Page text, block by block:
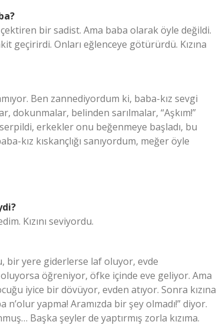
bir sadist. Ama baba olarak öyle değildi.
geçirirdi. Onları eğlenceye götürürdü. Kızına
Ben zannediyordum ki, baba-kız sevgi
dokunmalar, belinden sarılmalar, “Aşkım!”
erkekler onu beğenmeye başladı, bu
kız kıskançlığı sanıyordum, meğer öyle
Kızını seviyordu.
bir yere giderlerse laf oluyor, evde
öğreniyor, öfke içinde eve geliyor. Ama
iyice bir dövüyor, evden atıyor. Sonra kızına
n’olur yapma! Aramızda bir şey olmadı!” diyor.
Başka şeyler de yaptırmış zorla kızıma.